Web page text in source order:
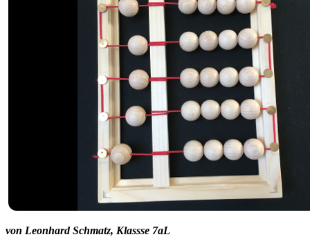
von Leonhard Schmatz, Klassse 7aL